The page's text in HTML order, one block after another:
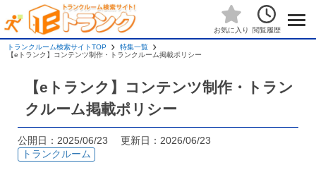
お気に入り 閲覧履歴
トランクルーム検索サイトTOP
特集一覧
【eトランク】コンテンツ制作・トランクルーム掲載ポリシー
【eトランク】コンテンツ制作・トラン
クルーム掲載ポリシー
公開日：2025/06/23 更新日：2026/06/23
トランクルーム